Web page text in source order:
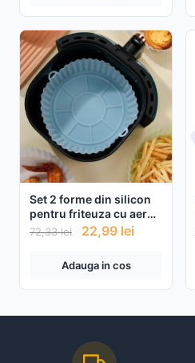
Set 2 forme din silicon
pentru friteuza cu aer
cald
72,33lei 22,99 lei
Adauga in cos